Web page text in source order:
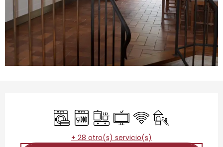
LavadoraLavavajillas
Placa de cocción
Televisión
Wifi Juegos infantiles
+ 28 otro(s) servicio(s)